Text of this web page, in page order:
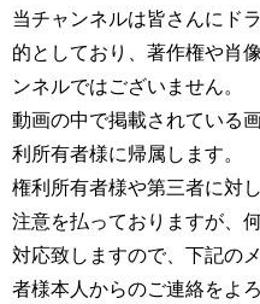
当チャンネルは皆さんにド
的としており、著作権や肖
ンネルではございません。
動画の中で掲載されている
利所有者様に帰属します。
権利所有者様や第三者に対
注意を払っておりますが、
対応致しますので、下記の
者様本人からのご連絡をよ